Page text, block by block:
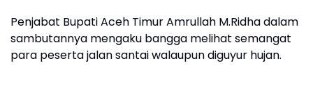
Penjabat Bupati Aceh Timur Amrullah M.Ridha dalam
sambutannya mengaku bangga melihat semangat
para peserta jalan santai walaupun diguyur hujan.